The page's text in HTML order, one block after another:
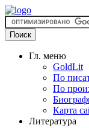
Гл. меню
GoldLit
По
По
Карта
Литература